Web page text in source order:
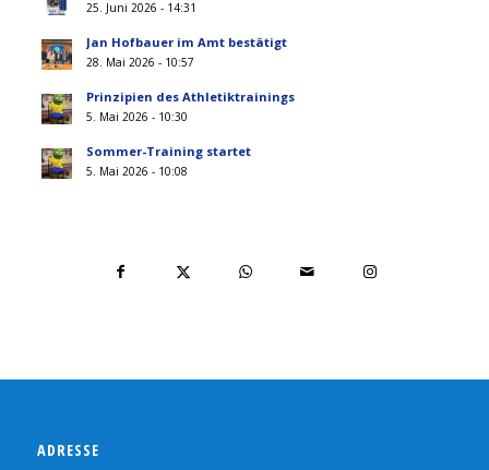
25. Juni 2026 - 14:31
Jan Hofbauer im Amt bestätigt
28. Mai 2026 - 10:57
Prinzipien des Athletiktrainings
5. Mai 2026 - 10:30
Sommer-Training startet
5. Mai 2026 - 10:08
ADRESSE